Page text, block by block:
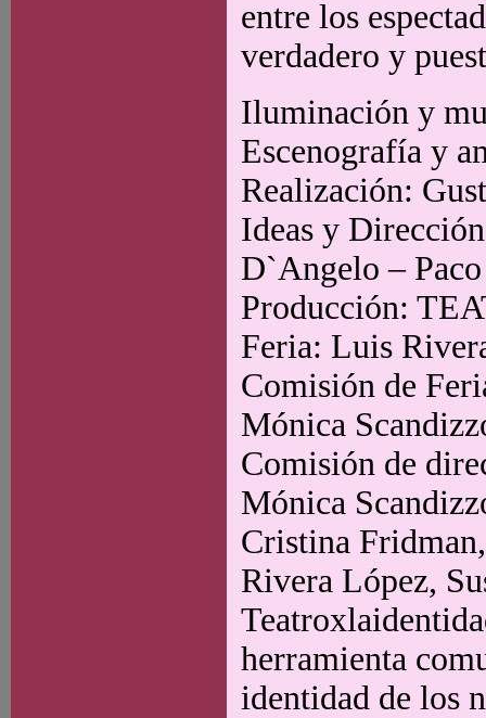
entre los
verdadero y
Iluminación y
Escenografía y
Realización:
Ideas y
D`Angelo –
Producción:
Feria: Luis
Comisión de
Mónica
Comisión de
Mónica
Cristina
Rivera López,
herramienta
identidad de los